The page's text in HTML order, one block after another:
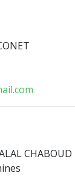
CHABOUD